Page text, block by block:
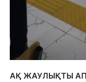
АҚ ЖАУЛЫҚТЫ